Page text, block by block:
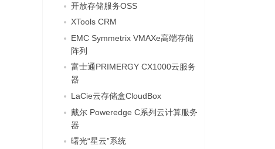
开放存储服务OSS
XTools CRM
EMC Symmetrix VMAXe高端存储
阵列
富士通PRIMERGY CX1000云服务
器
LaCie云存储盒CloudBox
戴尔 Poweredge C系列云计算服务
器
曙光“星云”系统